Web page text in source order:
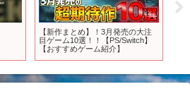
【新作まとめ】！3月発売の大注
目ゲーム10選！！【PS/Switch】
【おすすめゲーム紹介】